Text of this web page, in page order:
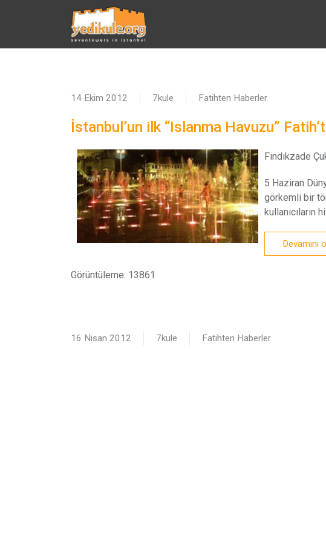
14 Ekim 2012 7kule Fatihten Haberler
İstanbul’un ilk “Islanma Havuzu”
Fındıkzade
5 Haziran
görkemli bir
kullanıcıların
Devamını
Görüntüleme: 13861
16 Nisan 2012 7kule Fatihten Haberler